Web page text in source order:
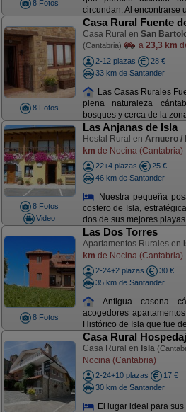
8 Fotos
circundan. Al encontrarse
8 Fotos
Casa Rural Fuente
Casa Rural en San
(Cantabria) a 23,3 km
2-12 plazas
28 €
33 km de Santander
Las Casas Rurales
plena naturaleza
bosques y cerca de la
8 Fotos
Video
Las Anjanas de Isla
Hostal Rural en Arnuero /
km de Nocina (Cantabria)
22+4 plazas
25 €
46 km de Santander
Nuestra pequeña
costero de Isla,
dos de sus mejores
8 Fotos
Las Dos Torres
Apartamentos Rurales en
km de Nocina (Cantabria)
2-24+2 plazas
30 €
35 km de Santander
Antigua casona
acogedores
Histórico de Isla que fue
Casa Rural
Casa Rural en Isla
Nocina (Cantabria)
2-24+10 plazas
17 €
30 km de Santander
El lugar ideal para